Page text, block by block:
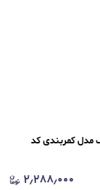
مدل کمربندی کد
۲٫۲۸۸٫۰۰۰